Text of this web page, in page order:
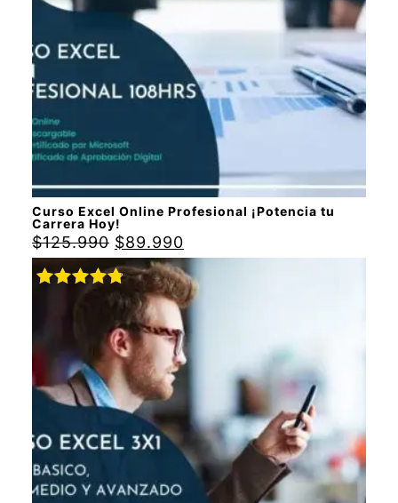
Curso Excel Online Profesional ¡Potencia tu
Carrera Hoy!
$125.990 $89.990